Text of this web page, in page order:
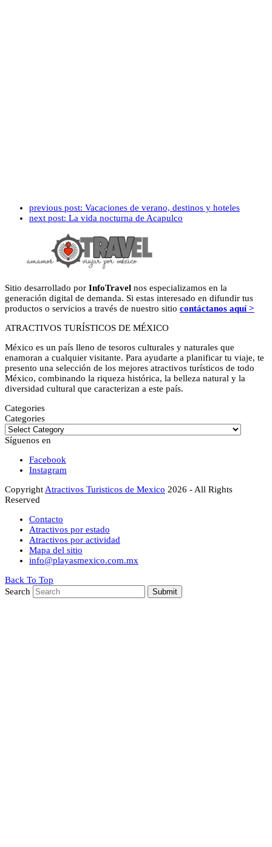
previous post: Vacaciones de verano, destinos y hoteles
next post: La vida nocturna de Acapulco
Sitio desarrollado por InfoTravel nos especializamos en la
generación digital de demanda. Si estas interesado en difundir tus
productos o servicios a través de nuestro sitio contáctanos aquí >
ATRACTIVOS TURÍSTICOS DE MÉXICO
México es un país lleno de tesoros culturales y naturales que
enamoran a cualquier visitante. Para ayudarte a planificar tu viaje, te
presento una selección de los mejores atractivos turísticos de todo
México, combinando la riqueza histórica, la belleza natural y la
diversidad cultural que caracterizan a este país.
Categories
Categories
Síguenos en
Facebook
Instagram
Copyright Atractivos Turisticos de Mexico 2026 - All Rights
Reserved
Contacto
Atractivos por estado
Atractivos por actividad
Mapa del sitio
info@playasmexico.com.mx
Back To Top
Search
Submit